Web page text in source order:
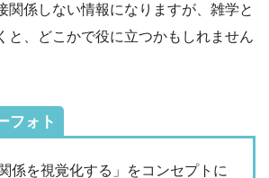
関係しない情報になりますが、雑学と
と、どこかで役に立つかもしれません
フォト
係を視覚化する」をコンセプトに